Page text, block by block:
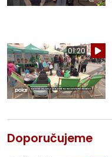
01:20
Doporučujeme